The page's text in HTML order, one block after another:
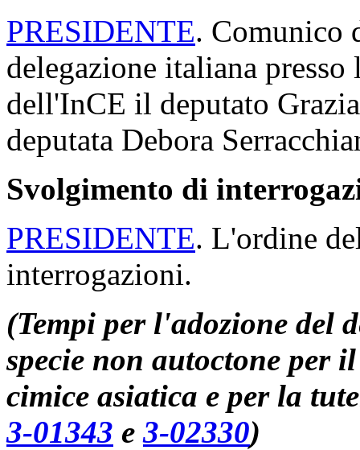
PRESIDENTE. Comunico
delegazione italiana
dell'InCE il deputato
deputata Debora
Svolgimento di
PRESIDENTE. L'ordine
interrogazioni.
(Tempi per l'adozione del
specie non autoctone per
cimice asiatica e per la
3-01343 e3-02330)